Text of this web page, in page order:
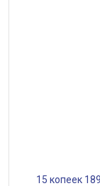
15 копеек